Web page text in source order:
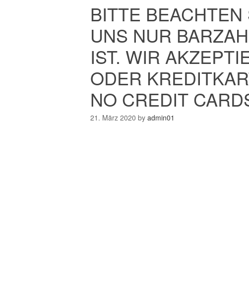
BITTE
UNS NUR
IST. WIR
ODER
NO CREDIT
21. März 2020 by admin01